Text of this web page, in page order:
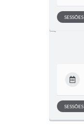
SESSÕES
SESSÕES